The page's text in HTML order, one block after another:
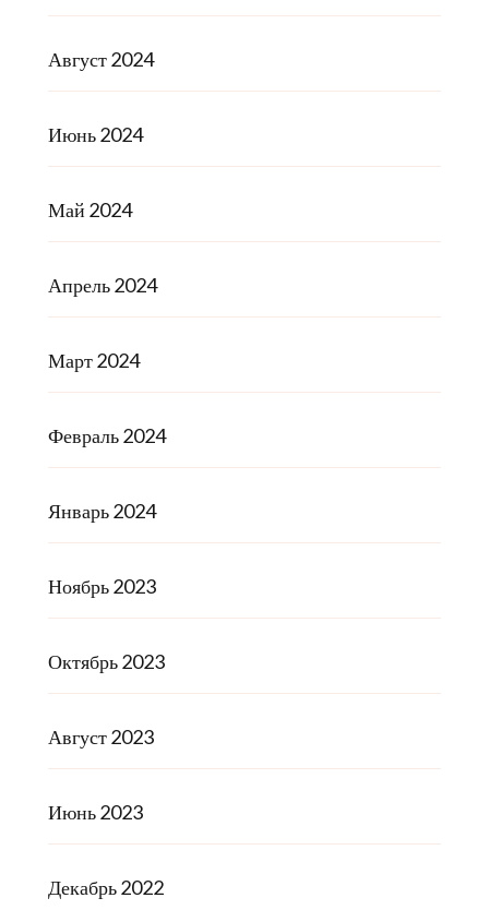
Август 2024
Июнь 2024
Май 2024
Апрель 2024
Март 2024
Февраль 2024
Январь 2024
Ноябрь 2023
Октябрь 2023
Август 2023
Июнь 2023
Декабрь 2022